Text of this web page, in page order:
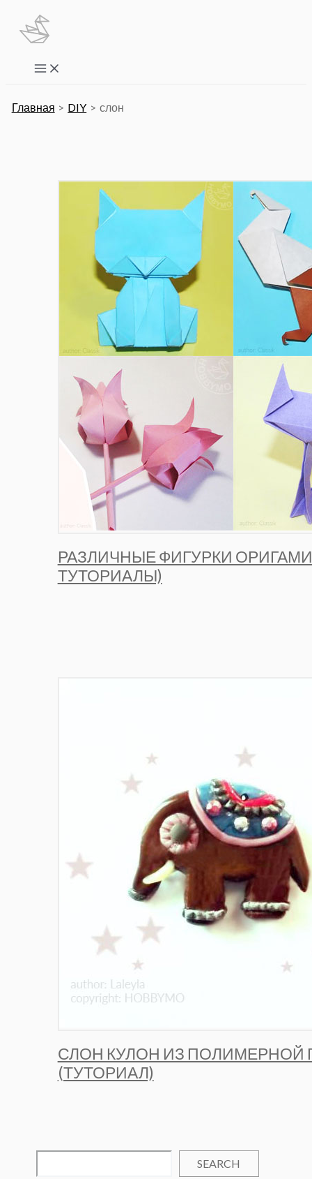
Перейти
содержимому
Main
Menu
Главная DIY слон
РАЗЛИЧНЫЕ ФИГУРКИ
ТУТОРИАЛЫ)
СЛОН КУЛОН ИЗ ПОЛИМЕРНОЙ
(ТУТОРИАЛ)
SEARCH